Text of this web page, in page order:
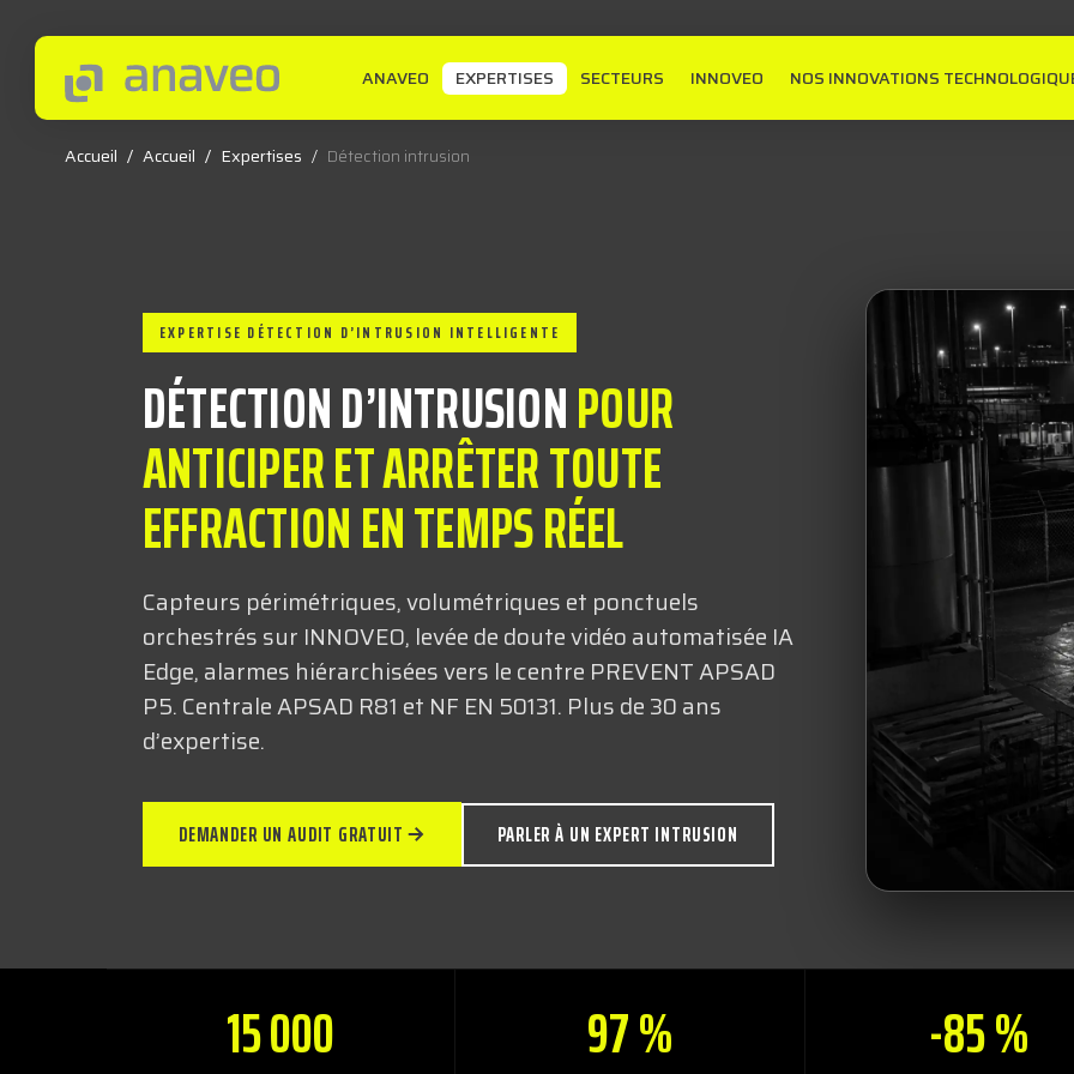
ANAVEO EXPERTISES SECTEURS INNOVEO NOS INNOVATIONS
Accueil / Accueil / Expertises / Détection intrusion
EXPERTISE DÉTECTION D’INTRUSION INTELLIGENTE
DÉTECTION D’INTRUSIONPOUR
ANTICIPER ET ARRÊTER TOUTE
EFFRACTION EN TEMPS RÉEL
Capteurs périmétriques, volumétriques et ponctuels
orchestrés sur INNOVEO, levée de doute vidéo automatisée IA
Edge, alarmes hiérarchisées vers le centre PREVENT APSAD
P5. Centrale APSAD R81 et NF EN 50131. Plus de 30 ans
d’expertise.
DEMANDER UN AUDIT GRATUIT PARLER À UN EXPERT INTRUSION
15 000 97 % -85 %